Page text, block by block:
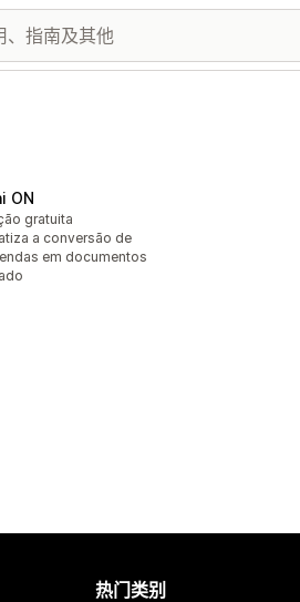
ON
gratuita
a conversão de
em documentos
热门类别